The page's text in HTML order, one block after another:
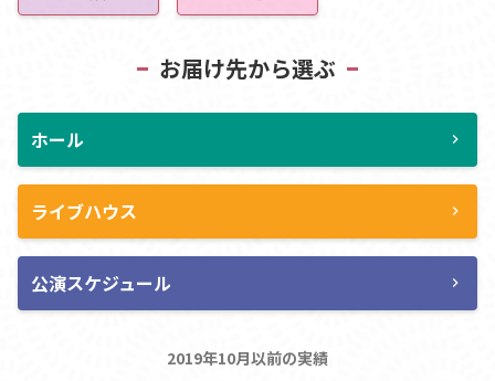
お届け先から選ぶ
ホール chevron_right
ライブハウス chevron_right
公演スケジュール chevron_right
2019年10月以前の実績